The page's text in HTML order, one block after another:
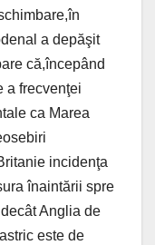
a depăşit
că,începând
a frecvenţei
ca Marea
incidenţa
înaintării spre
Anglia de
este de